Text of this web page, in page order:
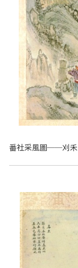
番社采風圖──刈禾